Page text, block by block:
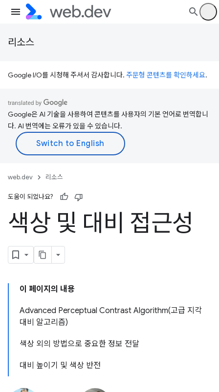
리소스
Google I/O를 시청해 주셔서 감사합니다. 주문형 콘텐츠를 확인하세요.
Google은 AI 기술을 사용하여 콘텐츠를 사용자의 기본 언어로 번역합니
다. AI 번역에는 오류가 있을 수 있습니다.
web.dev 리소스
도움이 되었나요?
색상 및 대비 접근성
이 페이지의 내용
Advanced Perceptual Contrast Algorithm(고급 지각
대비 알고리즘)
색상 외의 방법으로 중요한 정보 전달
대비 높이기 및 색상 반전